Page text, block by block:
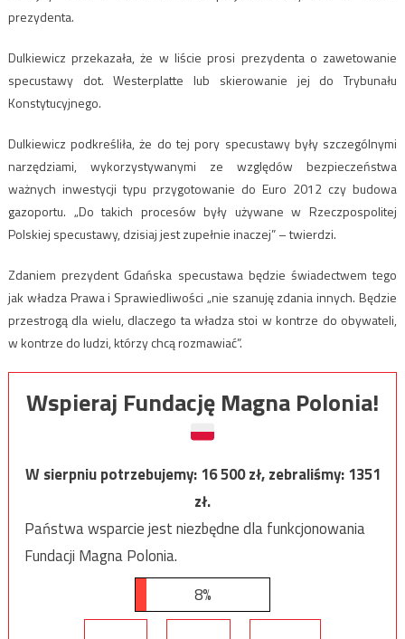
prezydenta.
Dulkiewicz przekazała, że w liście prosi prezydenta o zawetowanie
specustawy dot. Westerplatte lub skierowanie jej do Trybunału
Konstytucyjnego.
Dulkiewicz podkreśliła, że do tej pory specustawy były szczególnymi
narzędziami, wykorzystywanymi ze względów bezpieczeństwa
ważnych inwestycji typu przygotowanie do Euro 2012 czy budowa
gazoportu. „Do takich procesów były używane w Rzeczpospolitej
Polskiej specustawy, dzisiaj jest zupełnie inaczej” – twierdzi.
Zdaniem prezydent Gdańska specustawa będzie świadectwem tego
jak władza Prawa i Sprawiedliwości „nie szanuję zdania innych. Będzie
przestrogą dla wielu, dlaczego ta władza stoi w kontrze do obywateli,
w kontrze do ludzi, którzy chcą rozmawiać”.
Wspieraj Fundację Magna Polonia!
W sierpniu potrzebujemy:16 500zł, zebraliśmy:1351
zł.
Państwa wsparcie jest niezbędne dla funkcjonowania
Fundacji Magna Polonia.
8%